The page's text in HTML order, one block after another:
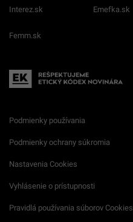
Interez.sk Emefka.sk
Femm.sk
Podmienky používania
Podmienky ochrany súkromia
Nastavenia Cookies
Vyhlásenie o prístupnosti
Pravidlá používania súborov Cookies